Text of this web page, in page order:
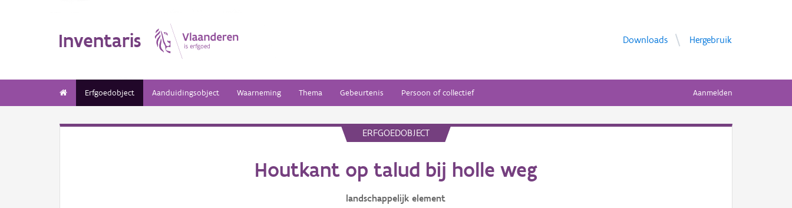
Inventaris Downloads Hergebruik
Erfgoedobject Aanduidingsobject Waarneming Thema Gebeurtenis Persoon of collectief Aanmelden
ERFGOEDOBJECT
Houtkant op talud bij holle weg
landschappelijk element